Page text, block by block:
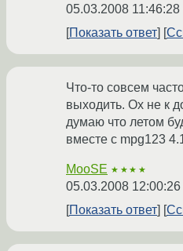
05.03.2008 11:46:28
Показать ответ
Что-то совсем
выходить. Ох не к
думаю что летом
вместе с mpg123
MooSE ★★★★
05.03.2008
Показать ответ